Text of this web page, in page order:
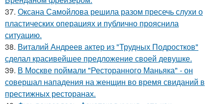
37. Оксана Самойлова решила разом пресечь слухи о
пластических операциях и публично прояснила
ситуацию.
38. Виталий Андреев актер из "Трудных Подростков"
сделал красивейшее предложение своей девушке.
39. В Москве поймали "Ресторанного Маньяка" - он
совершал нападения на женщин во время свиданий в
престижных ресторанах.